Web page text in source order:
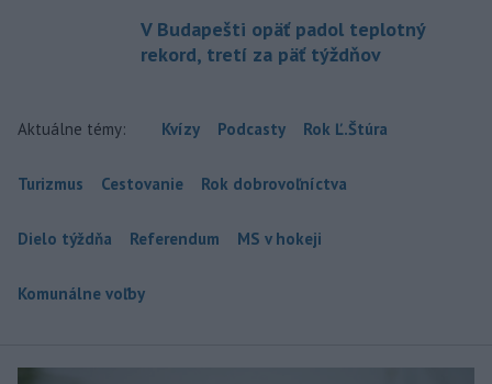
V Budapešti opäť padol teplotný
rekord, tretí za päť týždňov
Aktuálne témy: Kvízy Podcasty Rok Ľ.Štúra
Turizmus Cestovanie Rok dobrovoľníctva
Dielo týždňa Referendum MS v hokeji
Komunálne voľby